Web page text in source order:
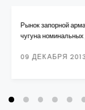
Рынок запорной
чугуна
09 ДЕКАБРЯ